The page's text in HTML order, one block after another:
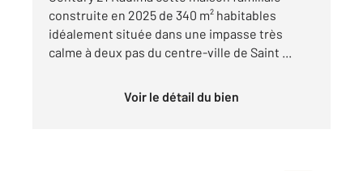
construite en 2025 de 340 m² habitables
idéalement située dans une impasse très
calme à deux pas du centre-ville de Saint ...
Voir le détail du bien